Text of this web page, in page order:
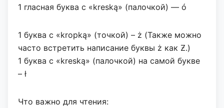
1 гласная буква с «kreską» (палочкой) — ó
1 буква с «kropką» (точкой) – ż (Также можно
часто встретить написание буквы ż как Ƶ.)
1 буква с «kreską» (палочкой) на самой букве
– ł
Что важно для чтения: